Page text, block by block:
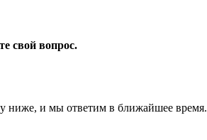
свой вопрос.
ниже, и мы ответим в ближайшее время.